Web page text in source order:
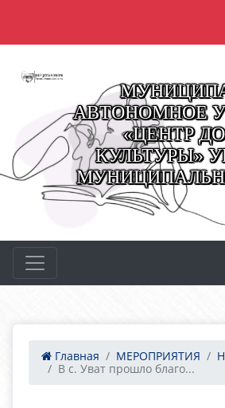
АВТОНОМНОЕ
«ЦЕНТР
КУЛЬТУРЫ»
Главная МЕРОПРИЯТИЯ
В с. Уват прошло благо...